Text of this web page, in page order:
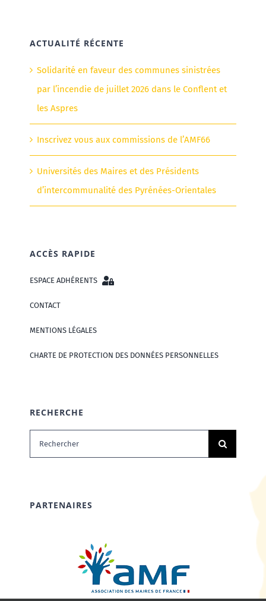
ACTUALITÉ RÉCENTE
Solidarité en faveur des communes sinistrées
par l’incendie de juillet 2026 dans le Conflent et
les Aspres
Inscrivez vous aux commissions de l’AMF66
Universités des Maires et des Présidents
d’intercommunalité des Pyrénées-Orientales
ACCÈS RAPIDE
ESPACE ADHÉRENTS
CONTACT
MENTIONS LÉGALES
CHARTE DE PROTECTION DES DONNÉES PERSONNELLES
RECHERCHE
Rechercher:
PARTENAIRES